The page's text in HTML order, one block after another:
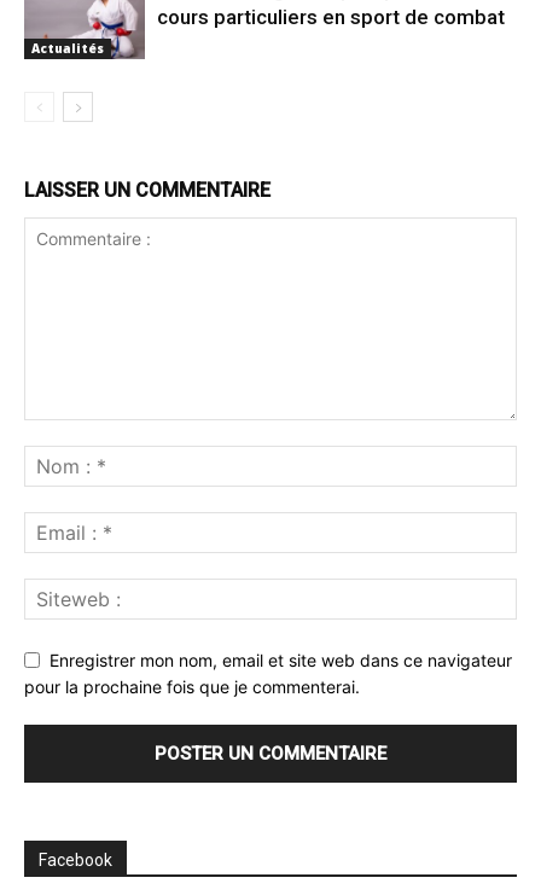
Actualités
cours particuliers en sport de combat
LAISSER UN COMMENTAIRE
Enregistrer mon nom, email et site web dans ce navigateur
pour la prochaine fois que je commenterai.
Facebook